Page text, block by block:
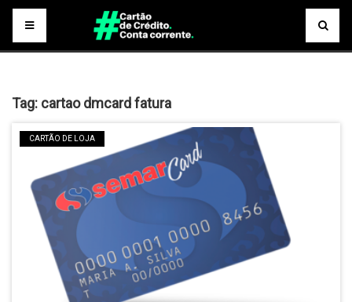
Tag: cartao dmcard fatura
CARTÃO DE LOJA